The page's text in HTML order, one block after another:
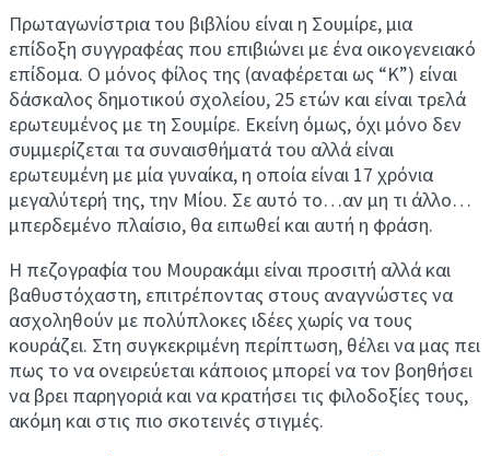
Πρωταγωνίστρια του βιβλίου είναι η Σουμίρε, μια
επίδοξη συγγραφέας που επιβιώνει με ένα οικογενειακό
επίδομα. Ο μόνος φίλος της (αναφέρεται ως “Κ”) είναι
δάσκαλος δημοτικού σχολείου, 25 ετών και είναι τρελά
ερωτευμένος με τη Σουμίρε. Εκείνη όμως, όχι μόνο δεν
συμμερίζεται τα συναισθήματά του αλλά είναι
ερωτευμένη με μία γυναίκα, η οποία είναι 17 χρόνια
μεγαλύτερή της, την Μίου. Σε αυτό το…αν μη τι άλλο…
μπερδεμένο πλαίσιο, θα ειπωθεί και αυτή η φράση.
Η πεζογραφία του Μουρακάμι είναι προσιτή αλλά και
βαθυστόχαστη, επιτρέποντας στους αναγνώστες να
ασχοληθούν με πολύπλοκες ιδέες χωρίς να τους
κουράζει. Στη συγκεκριμένη περίπτωση, θέλει να μας πει
πως το να ονειρεύεται κάποιος μπορεί να τον βοηθήσει
να βρει παρηγοριά και να κρατήσει τις φιλοδοξίες τους,
ακόμη και στις πιο σκοτεινές στιγμές.